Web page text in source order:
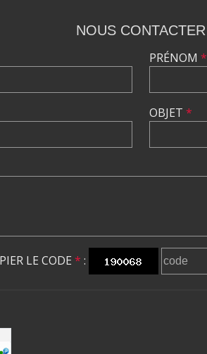
NOUS CONTACTER
PRÉNOM *
OBJET *
LE CODE * :